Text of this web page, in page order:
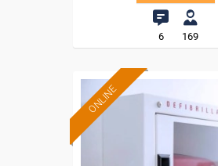
6 169
ONLINE
Formación 100%